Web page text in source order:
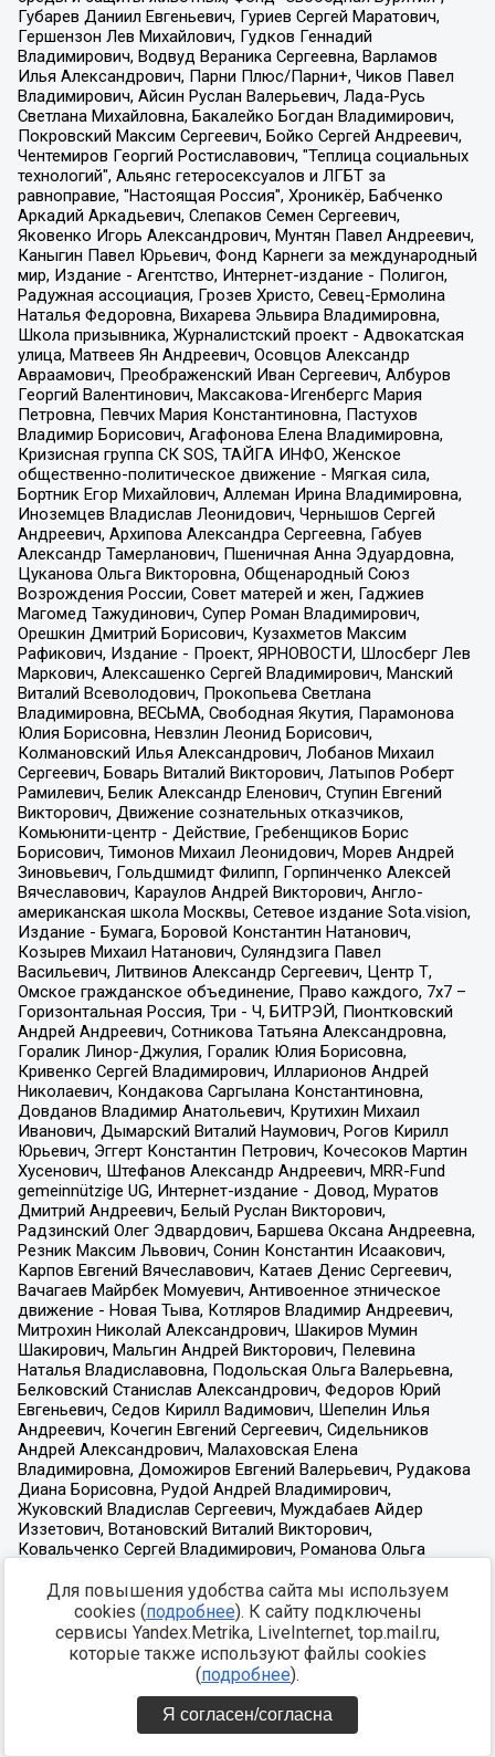
Для повышения удобства сайта мы используем
cookies (подробнее). К сайту подключены
сервисы Yandex.Metrika, LiveInternet, top.mail.ru,
которые также используют файлы cookies
(подробнее).
Я согласен/согласна